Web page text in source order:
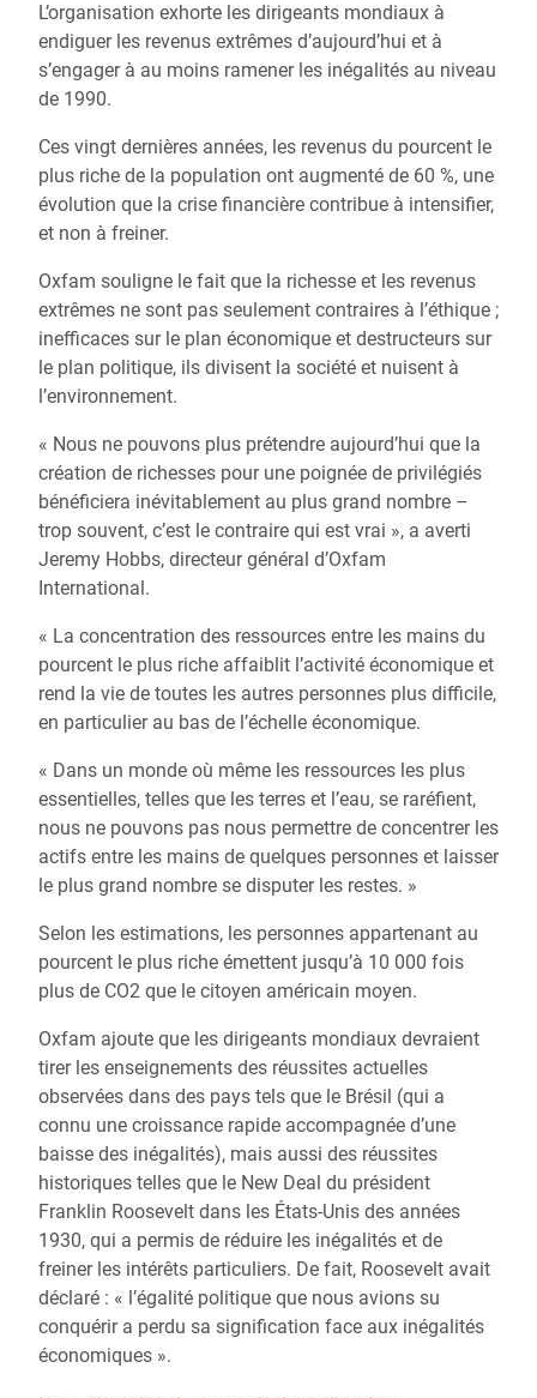
L’organisation exhorte les dirigeants mondiaux à
endiguer les revenus extrêmes d’aujourd’hui et à
s’engager à au moins ramener les inégalités au niveau
de 1990.
Ces vingt dernières années, les revenus du pourcent le
plus riche de la population ont augmenté de 60 %, une
évolution que la crise financière contribue à intensifier,
et non à freiner.
Oxfam souligne le fait que la richesse et les revenus
extrêmes ne sont pas seulement contraires à l’éthique ;
inefficaces sur le plan économique et destructeurs sur
le plan politique, ils divisent la société et nuisent à
l’environnement.
« Nous ne pouvons plus prétendre aujourd’hui que la
création de richesses pour une poignée de privilégiés
bénéficiera inévitablement au plus grand nombre –
trop souvent, c’est le contraire qui est vrai », a averti
Jeremy Hobbs, directeur général d’Oxfam
International.
« La concentration des ressources entre les mains du
pourcent le plus riche affaiblit l’activité économique et
rend la vie de toutes les autres personnes plus difficile,
en particulier au bas de l’échelle économique.
« Dans un monde où même les ressources les plus
essentielles, telles que les terres et l’eau, se raréfient,
nous ne pouvons pas nous permettre de concentrer les
actifs entre les mains de quelques personnes et laisser
le plus grand nombre se disputer les restes. »
Selon les estimations, les personnes appartenant au
pourcent le plus riche émettent jusqu’à 10 000 fois
plus de CO2 que le citoyen américain moyen.
Oxfam ajoute que les dirigeants mondiaux devraient
tirer les enseignements des réussites actuelles
observées dans des pays tels que le Brésil (qui a
connu une croissance rapide accompagnée d’une
baisse des inégalités), mais aussi des réussites
historiques telles que le New Deal du président
Franklin Roosevelt dans les États-Unis des années
1930, qui a permis de réduire les inégalités et de
freiner les intérêts particuliers. De fait, Roosevelt avait
déclaré : « l’égalité politique que nous avions su
conquérir a perdu sa signification face aux inégalités
économiques ».